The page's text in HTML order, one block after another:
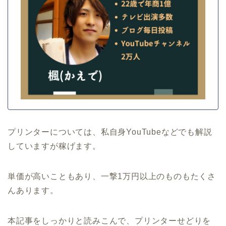
プリンターについては、私自身YouTubeなどでも解説
していますが稼げます。
単価が高いこともあり、一撃1万円以上のものもたくさ
んあります。
本記事をしっかりと読みこんで、プリンターせどりを